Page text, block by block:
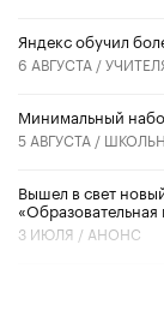
​Яндекс обучил
6 АВГУСТА /
Минимальный
5 АВГУСТА /
Вышел в свет
3 ИЮЛЯ / АНОНС